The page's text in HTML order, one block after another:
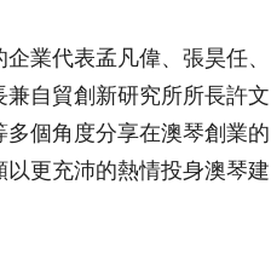
業代表孟凡偉、張昊任、
自貿創新研究所所長許文
個角度分享在澳琴創業的
更充沛的熱情投身澳琴建